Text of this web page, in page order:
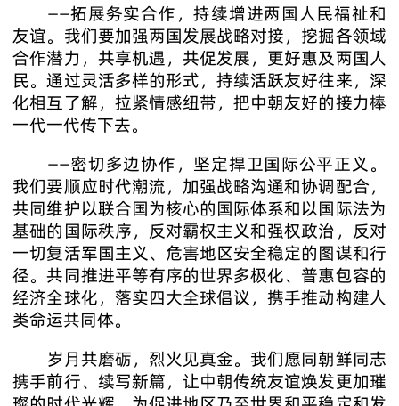
——拓展务实合作，持续增进两国人民福祉和
友谊。我们要加强两国发展战略对接，挖掘各领域
合作潜力，共享机遇，共促发展，更好惠及两国人
民。通过灵活多样的形式，持续活跃友好往来，深
化相互了解，拉紧情感纽带，把中朝友好的接力棒
一代一代传下去。
——密切多边协作，坚定捍卫国际公平正义。
我们要顺应时代潮流，加强战略沟通和协调配合，
共同维护以联合国为核心的国际体系和以国际法为
基础的国际秩序，反对霸权主义和强权政治，反对
一切复活军国主义、危害地区安全稳定的图谋和行
径。共同推进平等有序的世界多极化、普惠包容的
经济全球化，落实四大全球倡议，携手推动构建人
类命运共同体。
岁月共磨砺，烈火见真金。我们愿同朝鲜同志
携手前行、续写新篇，让中朝传统友谊焕发更加璀